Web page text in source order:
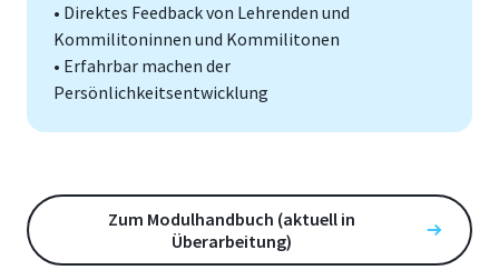
• Direktes Feedback von Lehrenden und
Kommilitoninnen und Kommilitonen
• Erfahrbar machen der
Persönlichkeitsentwicklung
Zum Modulhandbuch (aktuell in
Überarbeitung)